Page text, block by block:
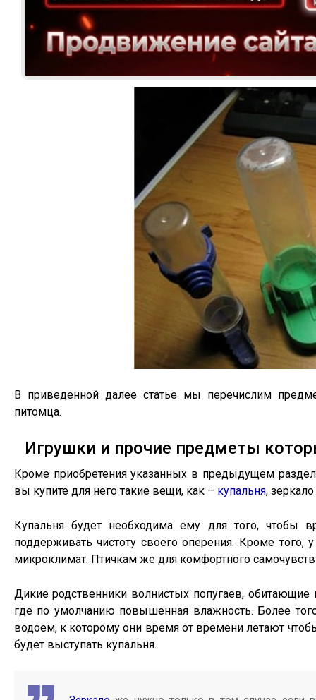
В приведенной далее статье мы перечислим
питомца.
Игрушки и прочие предметы
Кроме приобретения указанных в предыдущем
вы купите для него такие вещи, как – купальня,
Купальня будет необходима ему для того, чтобы
поддерживать чистоту своего оперения. Кроме
микроклимат. Птичкам же для комфортного
Дикие родственники волнистых попугаев,
где по умолчанию повышенная влажность. Более
водоем, к которому они время от времени летают
будет выступать купальня.